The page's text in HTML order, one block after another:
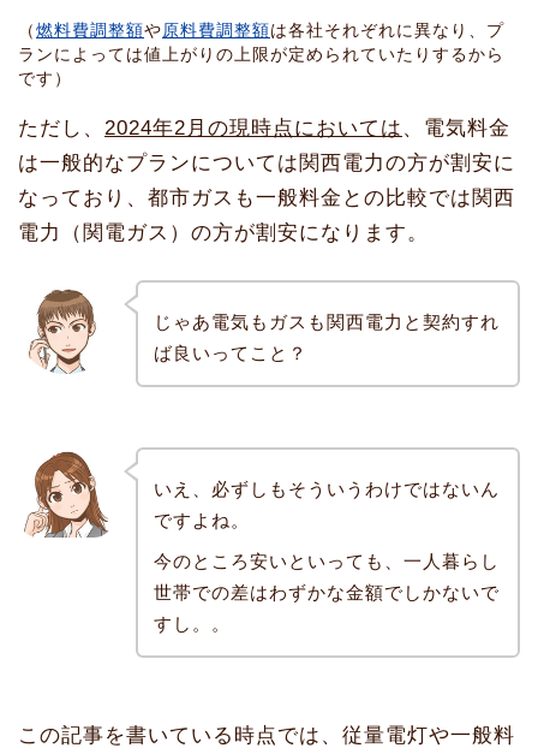
（燃料費調整額や原料費調整額は各社それぞれに異なり、プ
ランによっては値上がりの上限が定められていたりするから
です）
ただし、 2024年2月の現時点においては 、電気料金
は一般的なプランについては関西電力の方が割安に
なっており、都市ガスも一般料金との比較では関西
電力（関電ガス）の方が割安になります。
じゃあ電気もガスも関西電力と契約すれ
ば良いってこと？
いえ、必ずしもそういうわけではないん
ですよね。
今のところ安いといっても、一人暮らし
世帯での差はわずかな金額でしかないで
すし。。
この記事を書いている時点では、従量電灯や一般料